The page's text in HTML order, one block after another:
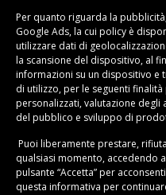
Per quanto riguarda la
Google Ads, la cui policy è
utilizzare dati di
la scansione del dispositivo, al
informazioni su un dispositivo e
di utilizzo, per le seguenti
personalizzati, valutazione degli
del pubblico e sviluppo di
Puoi liberamente prestare,
qualsiasi momento, accedendo
pulsante “Accetta” per
questa informativa per
carpenteria
una lunghezza sino a
seconda dell’esigenza;
Pistola sparachiodi
falegnameria o
100 mm in modalità
prolungati durante
Funzione